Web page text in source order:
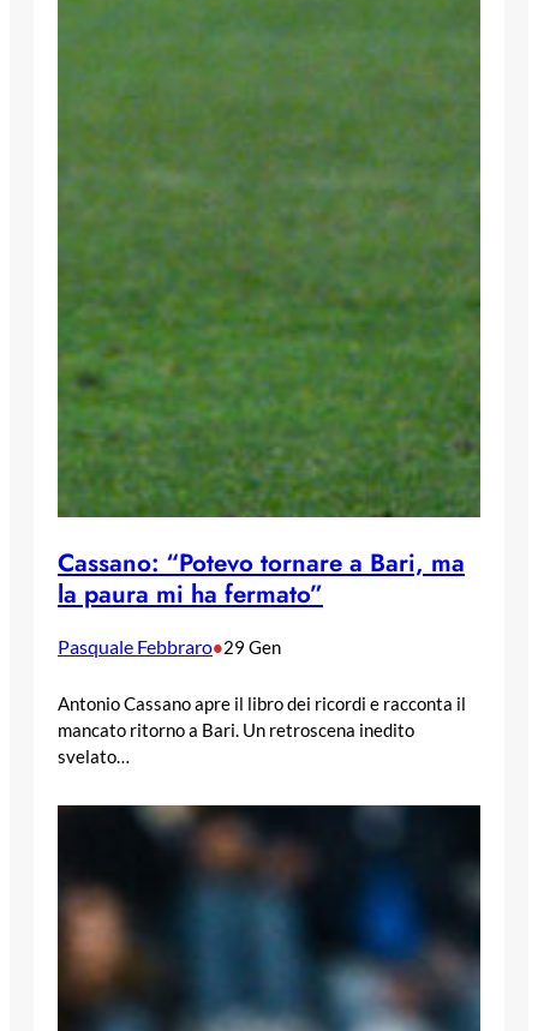
Cassano: “Potevo tornare a Bari, ma
la paura mi ha fermato”
Pasquale Febbraro•29 Gen
Antonio Cassano apre il libro dei ricordi e racconta il
mancato ritorno a Bari. Un retroscena inedito
svelato…